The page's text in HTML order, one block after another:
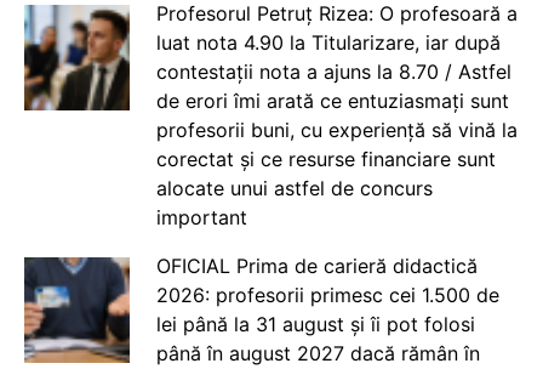
Profesorul Petruț Rizea: O profesoară a
luat nota 4.90 la Titularizare, iar după
contestații nota a ajuns la 8.70 / Astfel
de erori îmi arată ce entuziasmați sunt
profesorii buni, cu experiență să vină la
corectat și ce resurse financiare sunt
alocate unui astfel de concurs
important
OFICIAL Prima de carieră didactică
2026: profesorii primesc cei 1.500 de
lei până la 31 august și îi pot folosi
până în august 2027 dacă rămân în